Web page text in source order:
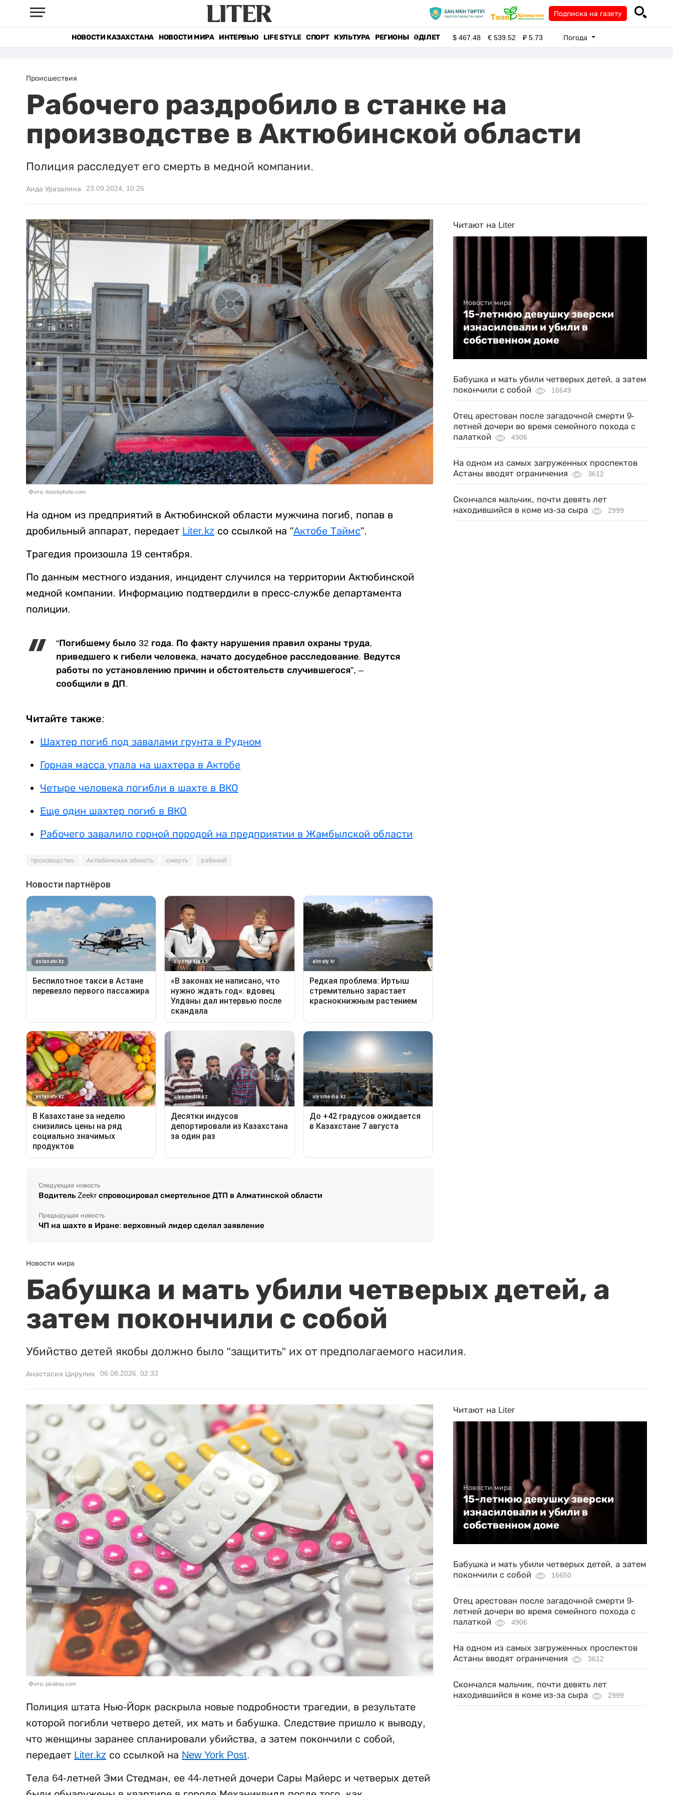
Подписка на газету
НОВОСТИ КАЗАХСТАНА НОВОСТИ МИРА ИНТЕРВЬЮ LIFE STYLE СПОРТ КУЛЬТУРА РЕГИОНЫ ӘДІЛЕТ $467.48 €539.52 ₽5.73 Погода
Происшествия
Рабочего раздробило в станке на
производстве в Актюбинской области
Полиция расследует его смерть в медной компании.
Аида Уразалина 23.09.2024, 10:26
Фото: istockphoto.com
На одном из предприятий в Актюбинской области мужчина погиб, попав в
дробильный аппарат, передает Liter.kz со ссылкой на "Актобе Таймс".
Трагедия произошла 19 сентября.
По данным местного издания, инцидент случился на территории Актюбинской
медной компании. Информацию подтвердили в пресс-службе департамента
полиции.
“Погибшему было 32 года. По факту нарушения правил охраны труда,
приведшего к гибели человека, начато досудебное расследование. Ведутся
работы по установлению причин и обстоятельств случившегося”, –
сообщили в ДП.
Читайте также:
Шахтер погиб под завалами грунта в Рудном
Горная масса упала на шахтера в Актобе
Четыре человека погибли в шахте в ВКО
Еще один шахтер погиб в ВКО
Рабочего завалило горной породой на предприятии в Жамбылской области
производство Актюбинская область смерть рабочий
Следующая новость
Водитель Zeekr спровоцировал смертельное ДТП в Алматинской области
Предыдущая новость
ЧП на шахте в Иране: верховный лидер сделал заявление
Читают на Liter
Новости мира
15-летнюю девушку зверски
изнасиловали и убили в
собственном доме
Бабушка и мать убили четверых детей, а затем
покончили с собой
16649
Отец арестован после загадочной смерти 9-
летней дочери во время семейного похода с
палаткой
4906
На одном из самых загруженных проспектов
Астаны вводят ограничения
3612
Скончался мальчик, почти девять лет
находившийся в коме из-за сыра
2999
Новости мира
Бабушка и мать убили четверых детей, а
затем покончили с собой
Убийство детей якобы должно было "защитить" их от предполагаемого насилия.
Анастасия Цирулик 06.08.2026, 02:33
Фото: pixabay.com
Полиция штата Нью-Йорк раскрыла новые подробности трагедии, в результате
которой погибли четверо детей, их мать и бабушка. Следствие пришло к выводу,
что женщины заранее спланировали убийства, а затем покончили с собой,
передает Liter.kz со ссылкой на New York Post.
Тела 64-летней Эми Стедман, ее 44-летней дочери Сары Майерс и четверых детей
Читают на Liter
Новости мира
15-летнюю девушку зверски
изнасиловали и убили в
собственном доме
Бабушка и мать убили четверых детей, а затем
покончили с собой
16650
Отец арестован после загадочной смерти 9-
летней дочери во время семейного похода с
палаткой
4906
На одном из самых загруженных проспектов
Астаны вводят ограничения
3612
Скончался мальчик, почти девять лет
находившийся в коме из-за сыра
2999